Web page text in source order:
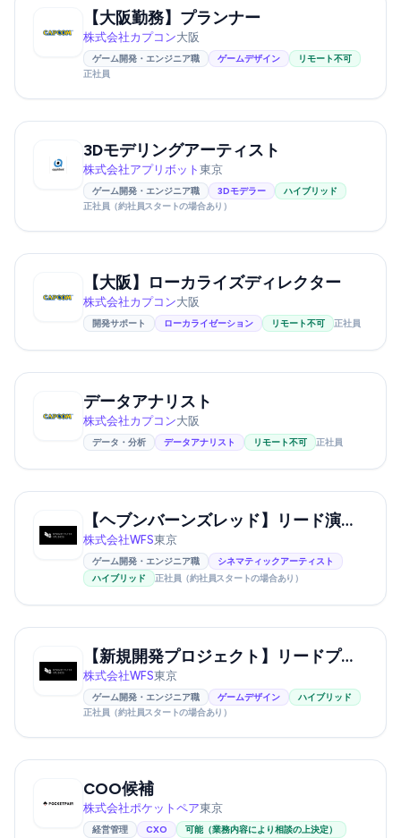
【大阪勤務】プランナー
株式会社カプコン大阪
ゲーム開発・エンジニア職 ゲームデザイン
リモート不可
正社員
3Dモデリングアーティスト
株式会社アプリボット 東京
ゲーム開発・エンジニア職 3Dモデラー
ハイブリッド
正社員（約社員スタートの場合あり）
【大阪】ローカライズディレクター
株式会社カプコン大阪
開発サポート ローカライゼーション リモート不可 正社員
データアナリスト
株式会社カプコン大阪
データ・分析 データアナリスト リモート不可 正社員
【ヘブンバーンズレッド】リード演出デザイナー（演出ディレクター候補）
株式会社WFS東京
ゲーム開発・エンジニア職
シネマティックアーティスト
ハイブリッド
正社員（約社員スタートの場合あり）
【新規開発プロジェクト】リードプランナー（機能開発）
株式会社WFS東京
ゲーム開発・エンジニア職 ゲームデザイン
ハイブリッド
正社員（約社員スタートの場合あり）
COO候補
株式会社ポケットペア東京
経営管理 CXO
可能（業務内容により相談の上決定）